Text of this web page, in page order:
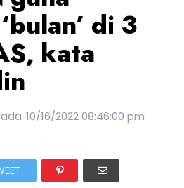
di 3
kata
10/16/2022 08:46:00 pm